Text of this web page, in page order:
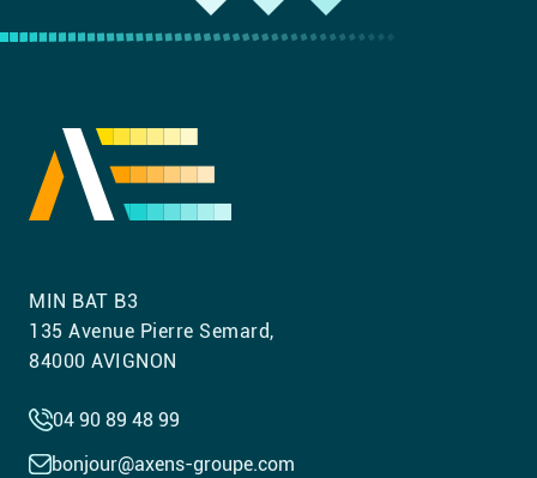
MIN BAT B3
135 Avenue Pierre Semard,
84000 AVIGNON
04 90 89 48 99
bonjour@axens-groupe.com